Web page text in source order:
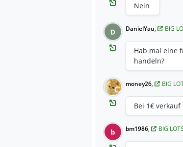
Nein
D DanielYau, BIG
Hab mal eine
handeln?
money26, BIG
Bei 1€ verkauf
b bm1986, BIG LOTS